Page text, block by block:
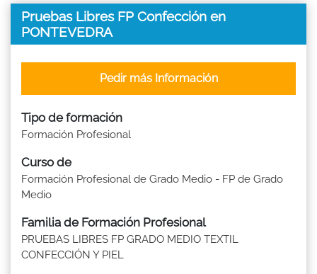
Pruebas Libres FP Confección en
PONTEVEDRA
Tipo de formación
Formación Profesional
Curso de
Formación Profesional de Grado Medio - FP de Grado
Medio
Familia de Formación Profesional
PRUEBAS LIBRES FP GRADO MEDIO TEXTIL
CONFECCIÓN Y PIEL
Pedir más Información